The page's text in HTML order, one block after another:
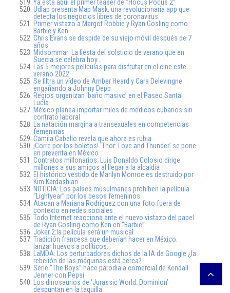
Ya está aquí el primer teaser de “Hocus Pocus 2”
Udlap presenta Map Mask, una revolucionaria app que
detecta los negocios libres de coronavirus
Primer vistazo a Margot Robbie y Ryan Gosling como
Barbie y Ken
Chris Evans se despide de su viejo móvil después de 7
años
Midsommar: La fiesta del solsticio de verano que en
Suecia se celebra hoy…
Las 5 mejores películas para disfrutar en el cine este
verano 2022.
Se filtra un vídeo de Amber Heard y Cara Delevingne
engañando a Johnny Depp
Regios organizan ‘baño masivo’ en el Paseo Santa
Lucía
México planea importar miles de médicos cubanos sin
contrato laboral
La natación margina a transexuales en competencias
femeninas
Camila Cabello revela que ahora es rubia
¡Corre por los boletos! ‘Thor: Love and Thunder’ se pone
en preventa en México
Contratos millonarios: Luis Donaldo Colosio dirige
millones a sus amigos al llegar a la alcaldía
El histórico vestido de Marilyn Monroe es destruido por
Kim Kardashian
NOTICIA: Los países musulmanes prohíben la película
“Lightyear” por los besos femeninos
Atacan a Mariana Rodriguez con una foto fuera de
contexto en redes sociales
Todo Internet reacciona ante el nuevo vistazo del papel
de Ryan Gosling como Ken en “Barbie”
Joker 2:la película será un musical
Tradición francesa que deberían hacer en México:
lanzar huevos a políticos…
LaMDA: Los perturbadores dichos de la IA de Google ¿la
rebelión de las máquinas está cerca?
Serie “The Boys” hace parodia a comercial de Kendall
Jenner con Pepsi
Los dinosaurios de ‘Jurassic World: Dominion’
despuntan en la taquilla